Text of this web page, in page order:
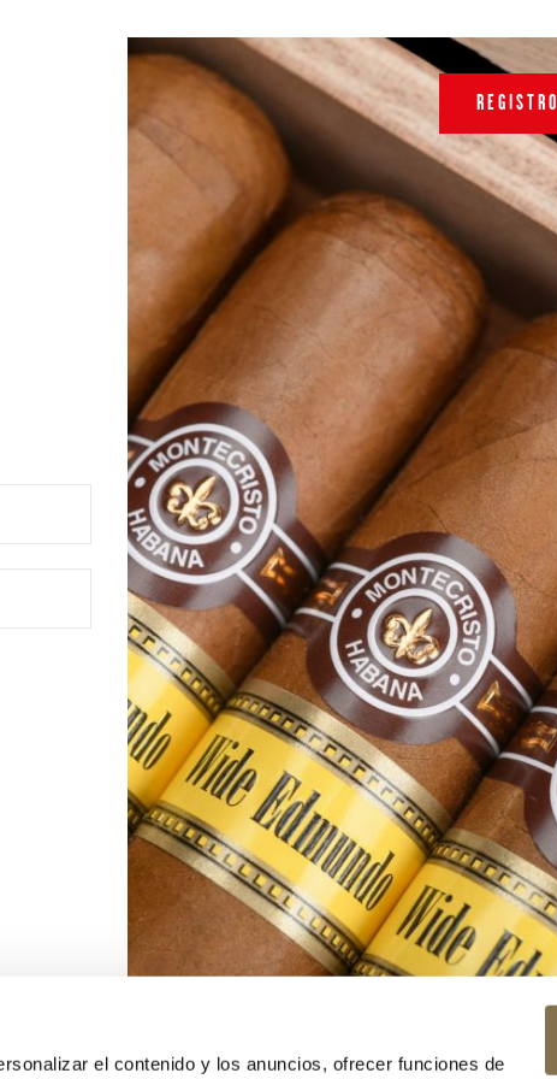
el contenido y los anuncios, ofrecer funciones de
REGISTRO